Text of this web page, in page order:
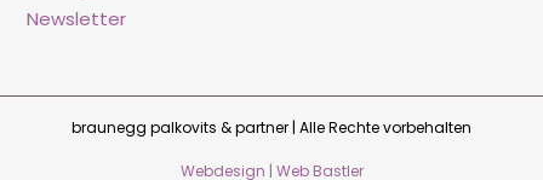
Newsletter
braunegg palkovits & partner | Alle Rechte vorbehalten
Webdesign | Web Bastler